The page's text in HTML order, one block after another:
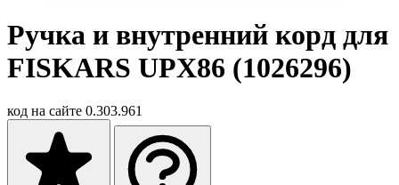
Ручка и внутренний корд для
FISKARS UPX86 (1026296)
код на сайте 0.303.961